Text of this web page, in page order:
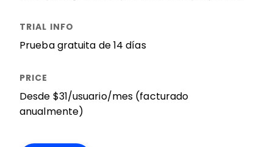
Prueba gratuita de 14 días
Desde $31/usuario/mes (facturado
anualmente)